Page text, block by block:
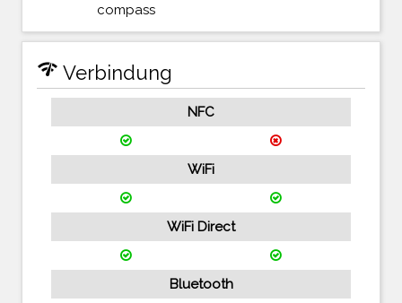
compass
network_check Verbindung
NFC
WiFi
WiFi Direct
Bluetooth